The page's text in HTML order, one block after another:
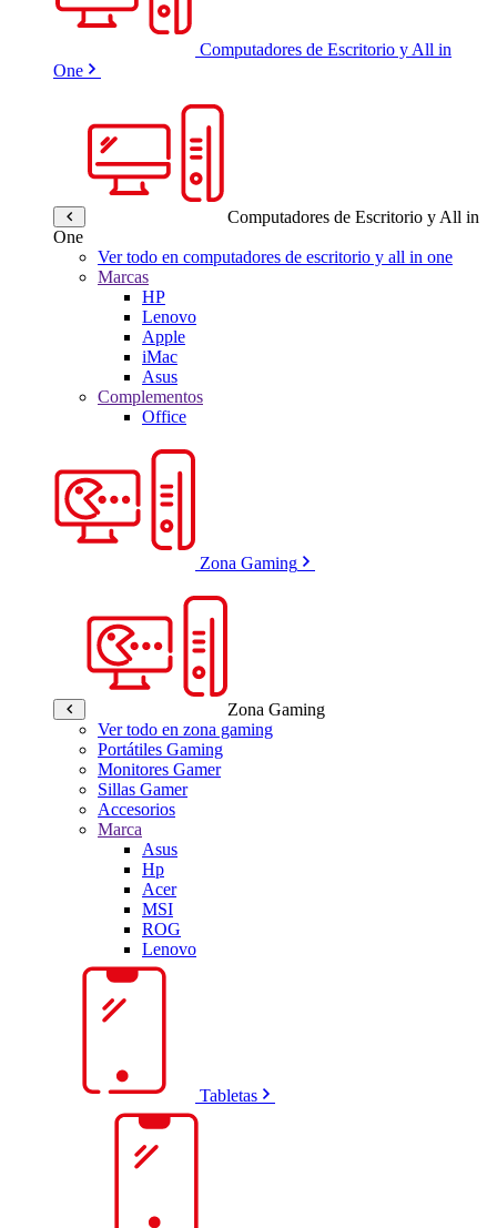
Computadores de Escritorio y All in
One
Computadores de Escritorio y All in
One
Ver todo en computadores de escritorio y all in one
Marcas
HP
Lenovo
Apple
iMac
Asus
Complementos
Office
Zona Gaming
Zona Gaming
Ver todo en zona gaming
Portátiles Gaming
Monitores Gamer
Sillas Gamer
Accesorios
Marca
Asus
Hp
Acer
MSI
ROG
Lenovo
Tabletas